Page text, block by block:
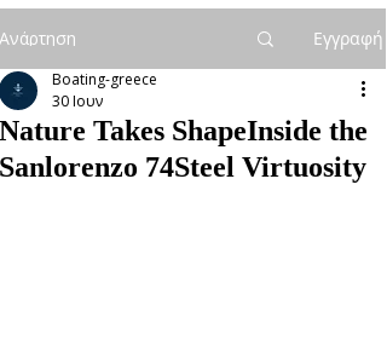
Ανάρτηση Εγγραφή
Nature Takes ShapeInside the
Sanlorenzo 74Steel Virtuosity
Boating-greece
30 Ιουν